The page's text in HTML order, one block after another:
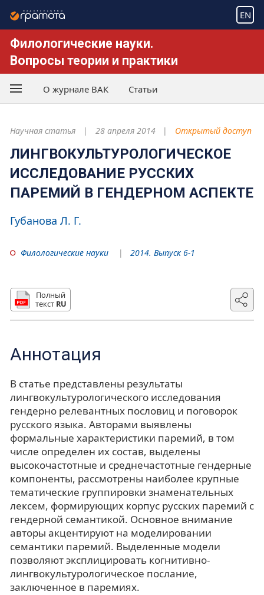
EN
Филологические науки.
Вопросы теории и практики
О журнале ВАК Статьи
Научная статья 28 апреля 2014 Открытый доступ
ЛИНГВОКУЛЬТУРОЛОГИЧЕСКОЕ
ИССЛЕДОВАНИЕ РУССКИХ
ПАРЕМИЙ В ГЕНДЕРНОМ АСПЕКТЕ
Губанова Л. Г.
Филологические науки 2014. Выпуск 6-1
Полный
текст RU
Аннотация
В статье представлены результаты
лингвокультурологического исследования
гендерно релевантных пословиц и поговорок
русского языка. Авторами выявлены
формальные характеристики паремий, в том
числе определен их состав, выделены
высокочастотные и среднечастотные гендерные
компоненты, рассмотрены наиболее крупные
тематические группировки знаменательных
лексем, формирующих корпус русских паремий с
гендерной семантикой. Основное внимание
авторы акцентируют на моделировании
семантики паремий. Выделенные модели
позволяют эксплицировать когнитивно-
лингвокультурологическое послание,
заключенное в паремиях.